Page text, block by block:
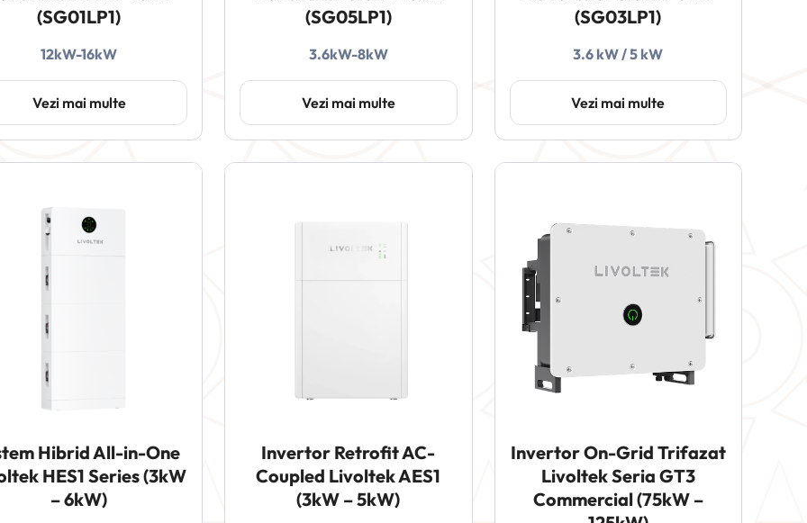
(SG01LP1)
12kW-16kW
Vezi mai multe
(SG05LP1)
3.6kW-8kW
Vezi mai multe
(SG03LP1)
3.6 kW / 5 kW
Vezi mai multe
Hibrid All-in-One
HES1 Series (3kW
– 6kW)
Invertor Retrofit AC-
Coupled Livoltek AES1
(3kW – 5kW)
Invertor On-Grid Trifazat
Livoltek Seria GT3
Commercial (75kW –